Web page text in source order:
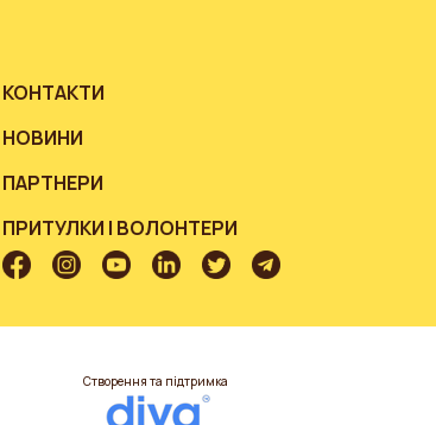
КОНТАКТИ
НОВИНИ
ПАРТНЕРИ
ПРИТУЛКИ І ВОЛОНТЕРИ
Створення та підтримка